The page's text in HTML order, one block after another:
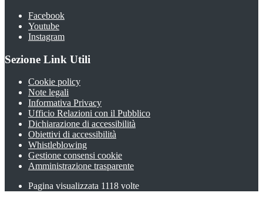
Facebook
Youtube
Instagram
Sezione Link Utili
Cookie policy
Note legali
Informativa Privacy
Ufficio Relazioni con il Pubblico
Dichiarazione di accessibilità
Obiettivi di accessibilità
Whistleblowing
Gestione consensi cookie
Amministrazione trasparente
Pagina visualizzata 1118 volte